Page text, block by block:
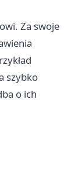
Za swoje
szybko
o ich